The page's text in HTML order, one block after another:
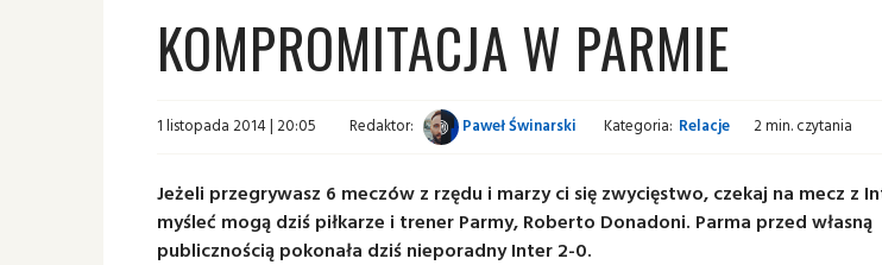
KOMPROMITACJA W PARMIE
1 listopada 2014 | 20:05 Redaktor: Paweł Świnarski Kategoria: Relacje 2 min. czytania
Jeżeli przegrywasz 6 meczów z rzędu i marzy ci się zwycięstwo, czekaj na mecz z
myśleć mogą dziś piłkarze i trener Parmy, Roberto Donadoni. Parma przed własną
publicznością pokonała dziś nieporadny Inter 2-0.